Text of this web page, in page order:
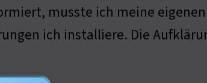
musste ich meine
ich installiere. Die